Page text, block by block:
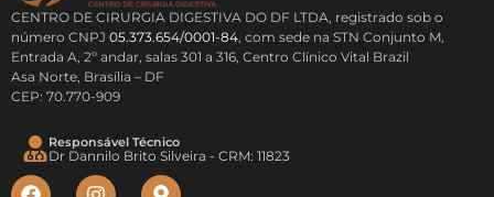
CENTRO DE CIRURGIA DIGESTIVA DO DF LTDA, registrado sob o
número CNPJ 05.373.654/0001-84 , com sede na STN Conjunto M,
Entrada A, 2º andar, salas 301 a 316, Centro Clínico Vital Brazil
Asa Norte, Brasília – DF
CEP: 70.770-909
Responsável Técnico
Dr Dannilo Brito Silveira - CRM: 11823